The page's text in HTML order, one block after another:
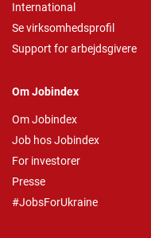
International
Se virksomhedsprofil
Support for arbejdsgivere
Om Jobindex
Om Jobindex
Job hos Jobindex
For investorer
Presse
#JobsForUkraine